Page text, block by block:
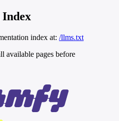
Index
index at: /llms.txt
available pages before